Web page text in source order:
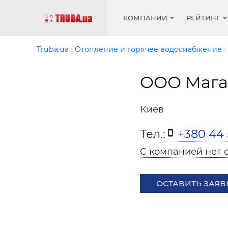
КОМПАНИИ
Котлы
РЕЙТИНГ
Работа
Разное
Холод,
Котлы
Монтаж
Акции
Фото
Truba.ua Отопление и горячее водоснабжение
ООО
Киев
Тел.: +380 44
С компанией нет
ОСТАВИТЬ